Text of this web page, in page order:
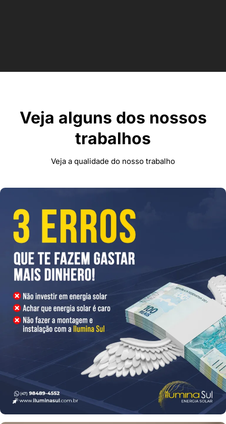
Veja alguns dos nossos
trabalhos
Veja a qualidade do nosso trabalho